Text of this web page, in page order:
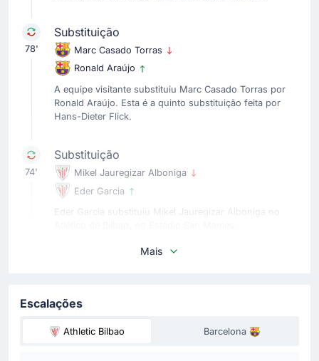
78'
Substituição
Marc Casado Torras
Ronald Araújo
A equipe visitante substituiu Marc Casado Torras por
Ronald Araújo. Esta é a quinto substituição feita por
Hans-Dieter Flick.
74'
Substituição
Mikel Jauregizar Alboniga
Eder Garcia
Eder Garcia substituiu Mikel Jauregizar Alboniga no
Gorka Guruzeta
Inaki Williams e entrando Gorka Guruzeta.
Mais
Escalações
Athletic Bilbao Barcelona